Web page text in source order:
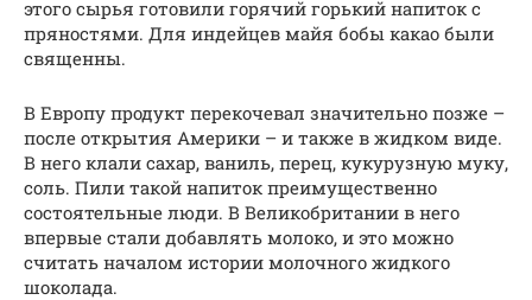
этого сырья готовили горячий горький напиток с
пряностями. Для индейцев майя бобы какао были
священны.
В Европу продукт перекочевал значительно позже –
после открытия Америки – и также в жидком виде.
В него клали сахар, ваниль, перец, кукурузную муку,
соль. Пили такой напиток преимущественно
состоятельные люди. В Великобритании в него
впервые стали добавлять молоко, и это можно
считать началом истории молочного жидкого
шоколада.